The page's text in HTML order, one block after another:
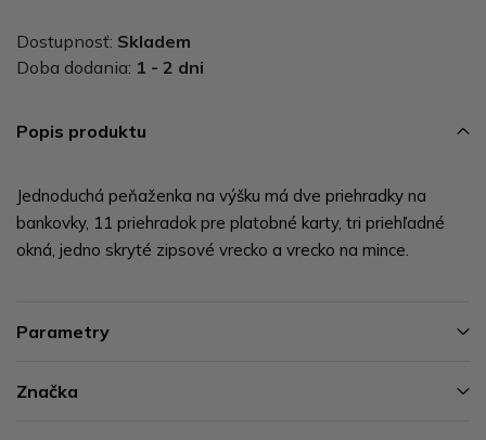
Dostupnosť: Skladem
Doba dodania: 1 - 2 dni
Popis produktu
Jednoduchá peňaženka na výšku má dve priehradky na
bankovky, 11 priehradok pre platobné karty, tri priehľadné
okná, jedno skryté zipsové vrecko a vrecko na mince.
Parametry
Značka